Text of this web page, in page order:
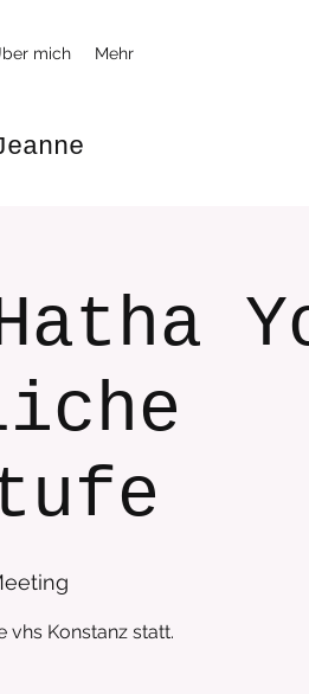
mich Mehr
vhs Konstanz statt.